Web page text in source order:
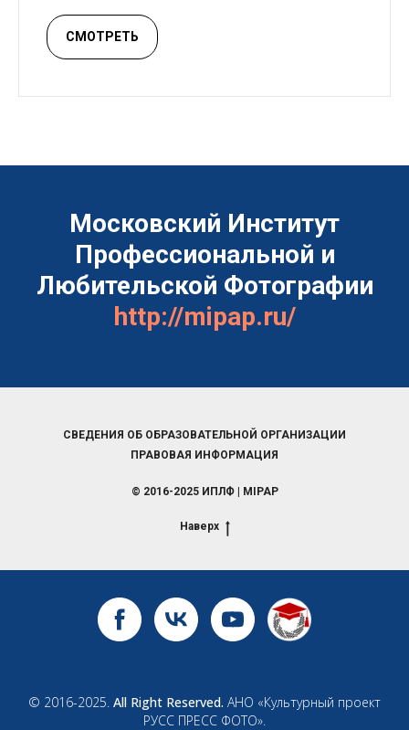
СМОТРЕТЬ
Московский Институт
Профессиональной и
Любительской Фотографии
http://mipap.ru/
СВЕДЕНИЯ ОБ ОБРАЗОВАТЕЛЬНОЙ ОРГАНИЗАЦИИ
ПРАВОВАЯ ИНФОРМАЦИЯ
© 2016-2025 ИПЛФ | MIPAP
Наверх
© 2016-2025. All Right Reserved. АНО «Культурный проект
РУСС ПРЕСС ФОТО».